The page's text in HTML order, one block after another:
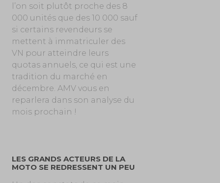
l’on soit plutôt proche des 8
000 unités que des 10 000 sauf
si certains revendeurs se
mettent à immatriculer des
VN pour atteindre leurs
quotas annuels, ce qui est une
tradition du marché en
décembre. AMV vous en
reparlera dans son analyse du
mois prochain !
LES GRANDS ACTEURS DE LA
MOTO SE REDRESSENT UN PEU